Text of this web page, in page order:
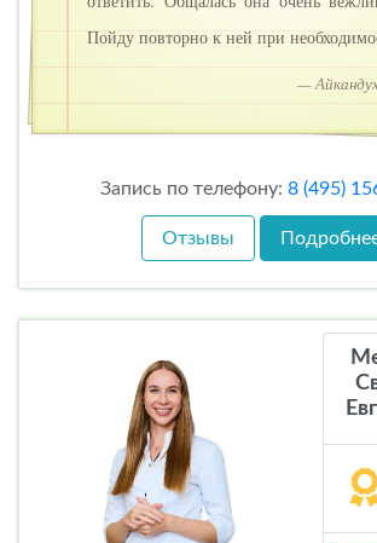
Пойду повторно к ней при
—
Запись по телефону: 8 (495)
Отзывы